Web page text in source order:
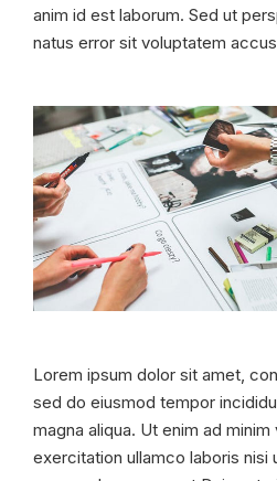
anim id est laborum. Sed ut
natus error sit voluptatem
Lorem ipsum dolor sit amet,
sed do eiusmod tempor
magna aliqua. Ut enim ad
exercitation ullamco laboris nisi